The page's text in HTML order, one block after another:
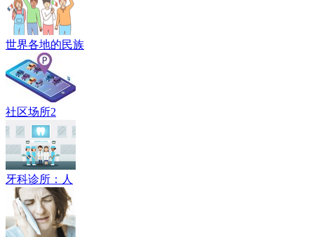
世界各地的民族
社区场所2
牙科诊所：人